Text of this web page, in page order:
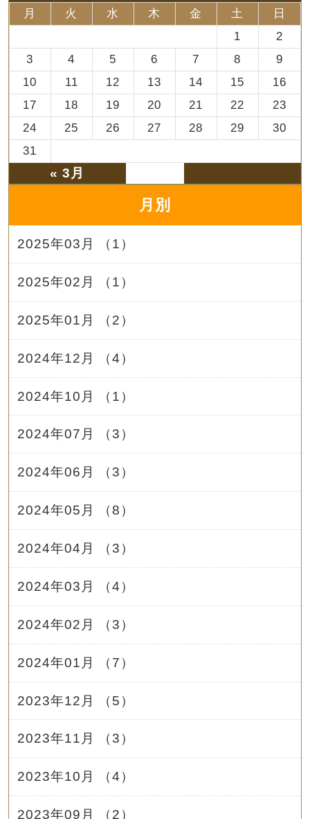
月
火 水 木 金 土
日
1
2
3
4 5 6 7 8
9
10
11 12 13 14 15
16
17
18 19 20 21 22
23
24
25 26 27 28 29
30
31
« 3月
月別
2025年03月 （1）
2025年02月 （1）
2025年01月 （2）
2024年12月 （4）
2024年10月 （1）
2024年07月 （3）
2024年06月 （3）
2024年05月 （8）
2024年04月 （3）
2024年03月 （4）
2024年02月 （3）
2024年01月 （7）
2023年12月 （5）
2023年11月 （3）
2023年10月 （4）
2023年09月 （2）